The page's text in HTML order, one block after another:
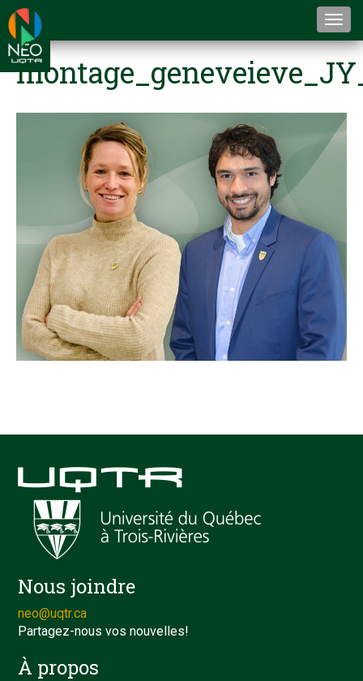
Nous joindre
neo@uqtr.ca
Partagez-nous vos nouvelles!
À propos